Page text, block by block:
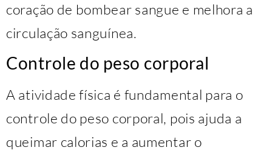
coração de bombear sangue e melhora a
circulação sanguínea.
Controle do peso corporal
A atividade física é fundamental para o
controle do peso corporal, pois ajuda a
queimar calorias e a aumentar o